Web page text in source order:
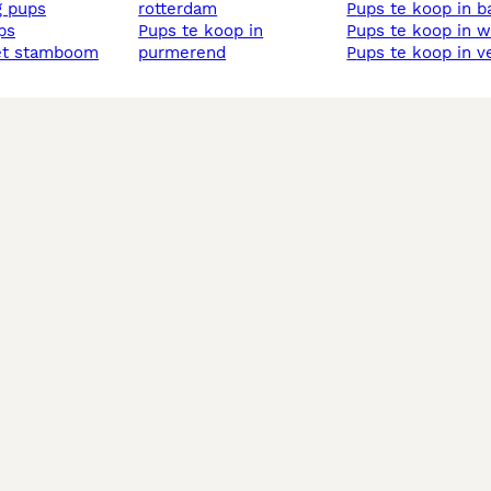
pups
stamboom
rotterdam
pups te koop in
purmerend
pups te koop in
pups te koop in
pups te koop in